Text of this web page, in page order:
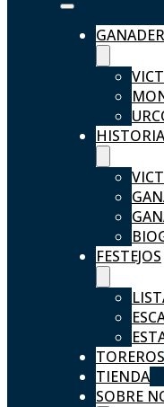
HISTORIA
FESTEJOS
TOREROS
TIENDA
SOBRE